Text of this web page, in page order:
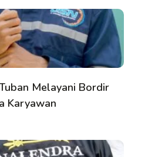
Melayani Bordir
Karyawan